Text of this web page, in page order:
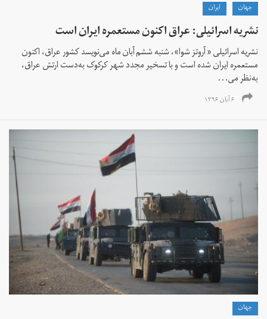
جهان ايران
نشریه اسرائیلی: عراق اکنون مستعمره ایران است
نشریه اسرائیلی « آروتز شوا»، شنبه ششم آبان ماه می‌نویسد کشور عراق، اکنون
مستعمره ایران شده است و با تسخیر مجدد شهر کرکوک به‌دست ارتش عراق،
به‌نظر می‌...
۶ آبان ۱۳۹۶
جهان